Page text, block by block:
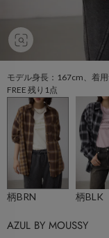
モデル身長：167cm、着
FREE 残り1点
柄BRN 柄BLK
AZUL BY MOUSSY